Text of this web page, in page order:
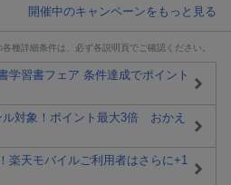
開催中のキャンペーンをもっと見る
種詳細条件は、必ず各説明頁でご確認ください。
学習書フェア 条件達成でポイント
ル対象！ポイント最大3倍 おかえ
楽天モバイルご利用者はさらに+1